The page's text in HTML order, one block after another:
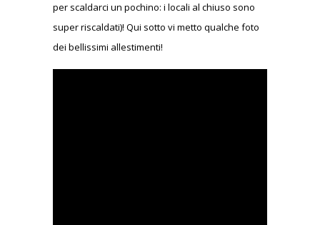
per scaldarci un pochino: i locali al chiuso sono
super riscaldati)! Qui sotto vi metto qualche foto
dei bellissimi allestimenti!